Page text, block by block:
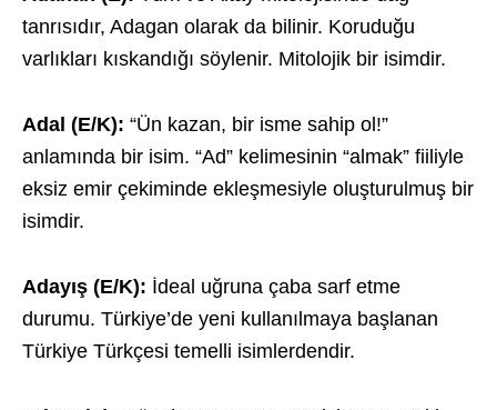
tanrısıdır, Adagan olarak da bilinir. Koruduğu
varlıkları kıskandığı söylenir. Mitolojik bir isimdir.
Adal (E/K): “Ün kazan, bir isme sahip ol!”
anlamında bir isim. “Ad” kelimesinin “almak” fiiliyle
eksiz emir çekiminde ekleşmesiyle oluşturulmuş bir
isimdir.
Adayış (E/K): İdeal uğruna çaba sarf etme
durumu. Türkiye’de yeni kullanılmaya başlanan
Türkiye Türkçesi temelli isimlerdendir.